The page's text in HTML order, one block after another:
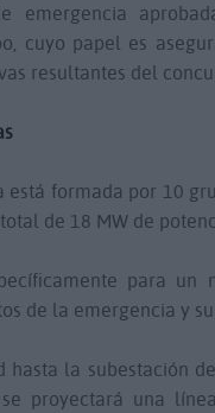
emergencia
cuyo papel es
resultantes del
formada por 10
de 18 MW de
para
de la emergencia y
la subestación
proyectará una